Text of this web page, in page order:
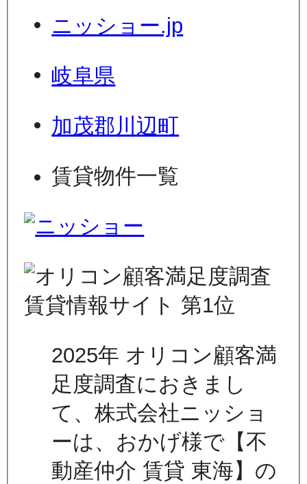
ニッショー.jp
岐阜県
加茂郡川辺町
賃貸物件一覧
2025年 オリコン顧客満
足度調査におきまし
て、株式会社ニッショ
ーは、おかげ様で【不
動産仲介 賃貸 東海】の